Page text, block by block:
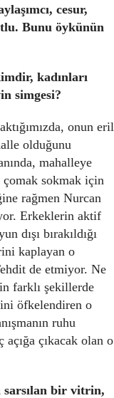
cesur,
Bunu öykünün
kadınları
simgesi?
onun eril
olduğunu
mahalleye
çomak sokmak için
rağmen Nurcan
Erkeklerin aktif
dışı bırakıldığı
kaplayan o
de etmiyor. Ne
farklı şekillerde
öfkelendiren o
ruhu
açığa çıkacak olan o
sarsılan bir vitrin,